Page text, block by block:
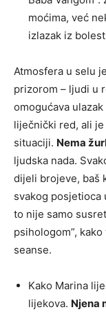
moćima, već
izlazak iz
Atmosfera u selu
prizorom – ljudi u
omogućava
liječnički red, ali
situaciji. Nema
ljudska nada.
dijeli brojeve, baš
svakog posjetioca
to nije samo
psihologom”,
seanse.
Kako Marina
lijekova. Njena